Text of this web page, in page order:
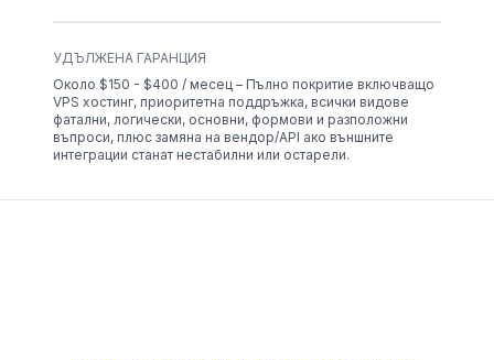
УДЪЛЖЕНА ГАРАНЦИЯ
Около $150 - $400 / месец – Пълно покритие включващо
VPS хостинг, приоритетна поддръжка, всички видове
фатални, логически, основни, формови и разположни
въпроси, плюс замяна на вендор/API ако външните
интеграции станат нестабилни или остарели.